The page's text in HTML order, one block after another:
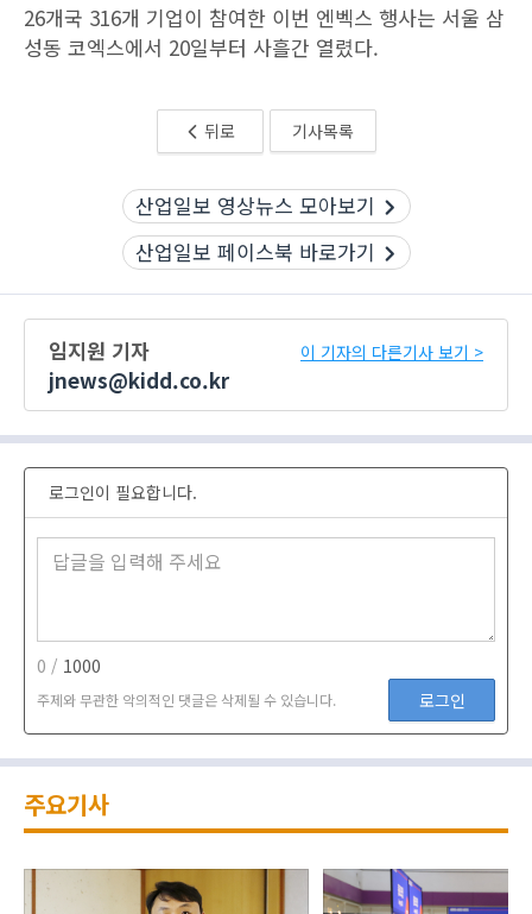
26개국 316개 기업이 참여한 이번 엔벡스 행사는 서울 삼
성동 코엑스에서 20일부터 사흘간 열렸다.
뒤로 기사목록
산업일보 영상뉴스 모아보기
산업일보 페이스북 바로가기
임지원 기자
jnews@kidd.co.kr
이 기자의 다른기사 보기 >
로그인이 필요합니다.
0 / 1000
주제와 무관한 악의적인 댓글은 삭제될 수 있습니다. 로그인
주요기사